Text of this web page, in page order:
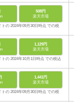
508円
楽天市場
の 2024年09月30日時点 での税
1,129円
楽天市場
の 2024年10月1日時点 での税込
1,441円
楽天市場
の 2024年09月30日時点 での税